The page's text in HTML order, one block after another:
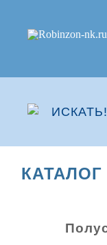
КАТАЛОГ